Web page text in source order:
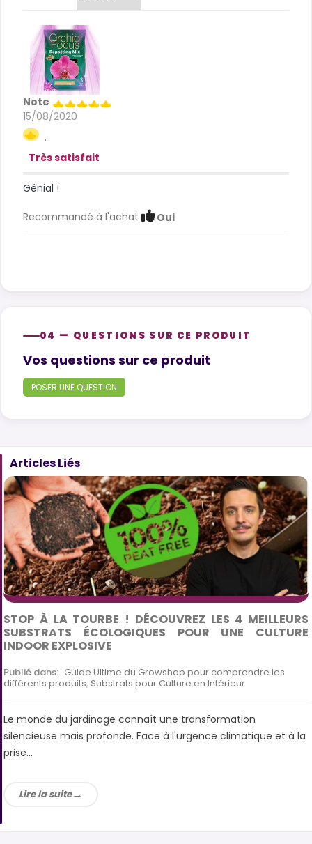
Note
15/08/2020
.
Très satisfait
Génial !
Recommandé à l'achat Oui
04 — QUESTIONS SUR CE PRODUIT
Product questions
Vos questions sur ce produit
POSER UNE QUESTION
Articles Liés
STOP À LA TOURBE ! DÉCOUVREZ LES 4 MEILLEURS
SUBSTRATS ÉCOLOGIQUES POUR UNE CULTURE
INDOOR EXPLOSIVE
Publié dans: Guide Ultime du Growshop pour comprendre les
différents produits, Substrats pour Culture en Intérieur
Le monde du jardinage connaît une transformation
silencieuse mais profonde. Face à l'urgence climatique et à la
prise...
Lire la suite